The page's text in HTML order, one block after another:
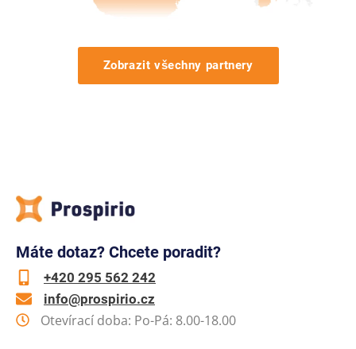
Zobrazit všechny partnery
Máte dotaz? Chcete poradit?
+420 295 562 242
info@prospirio.cz
Otevírací doba: Po-Pá: 8.00-18.00